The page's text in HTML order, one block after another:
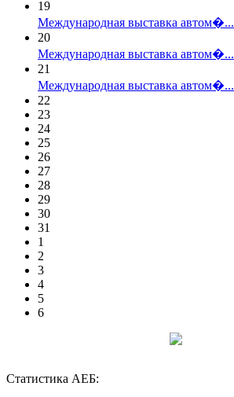
19
Международная выставка автом�...
20
Международная выставка автом�...
21
Международная выставка автом�...
22
23
24
25
26
27
28
29
30
31
1
2
3
4
5
6
Статистика АЕБ: